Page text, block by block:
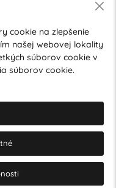
údajov pre marketingové
.
Cookies
cookie na zlepšenie
našej webovej lokality
súborov cookie v
súborov cookie.